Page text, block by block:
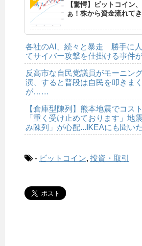
【驚愕】ビットコイン
ぁ！株から資金流れて
各社のAI、続々と暴走 勝手に
てサイバー攻撃を仕掛ける事件
反高市な自民党議員がモーニン
演、すると普段は自民を叩きま
が……
【倉庫型陳列】熊本地震でコス
「重く受け止めております」地
み陳列」が心配...IKEAにも聞いた
- ビットコイン, 投資・取引